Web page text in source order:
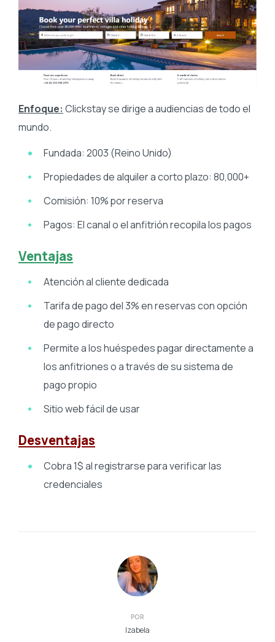
Enfoque: Clickstay se dirige a audiencias de todo el
mundo.
Fundada: 2003 (Reino Unido)
Propiedades de alquiler a corto plazo: 80,000+
Comisión: 10% por reserva
Pagos: El canal o el anfitrión recopila los pagos
Ventajas
Atención al cliente dedicada
Tarifa de pago del 3% en reservas con opción
de pago directo
Permite a los huéspedes pagar directamente a
los anfitriones o a través de susistema de
pago propio
Sitio web fácil de usar
Desventajas
Cobra 1$ al registrarse para verificar las
credenciales
POR
Izabela